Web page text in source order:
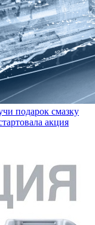
подарок смазку
акция